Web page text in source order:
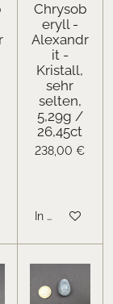
Chrysob
eryll -
Alexandr
it -
Kristall,
sehr
selten,
5,29g /
26,45ct
238,00 €
In den